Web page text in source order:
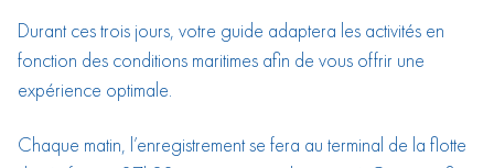
Durant ces trois jours, votre guide adaptera les activités en
fonction des conditions maritimes afin de vous offrir une
expérience optimale.
Chaque matin, l’enregistrement se fera au terminal de la flotte